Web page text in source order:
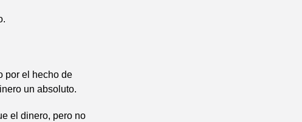
por el hecho de
un absoluto.
el dinero, pero no